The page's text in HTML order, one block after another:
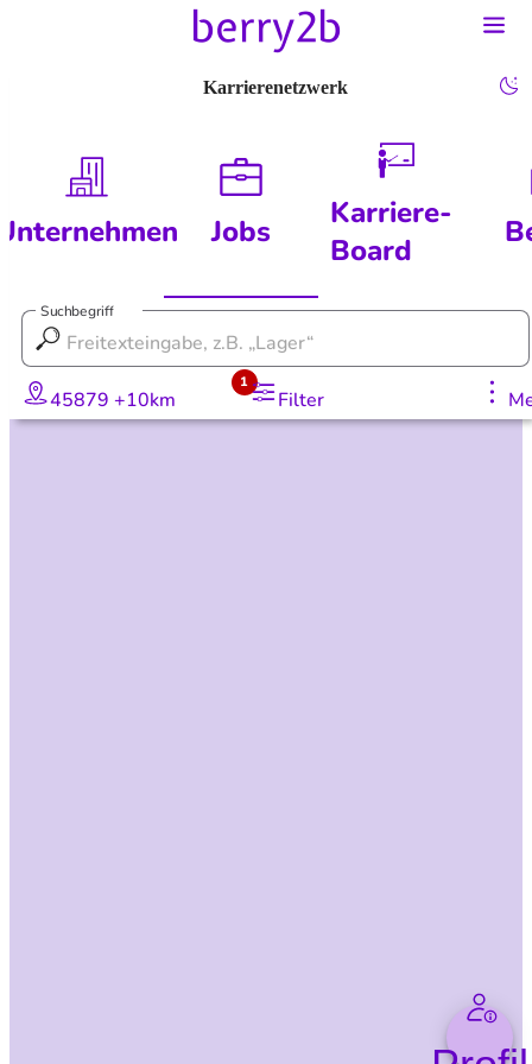
Karrierenetzwerk
Jobs
Karriere-
Board
Suchbegriff
45879 +10km Filter
1